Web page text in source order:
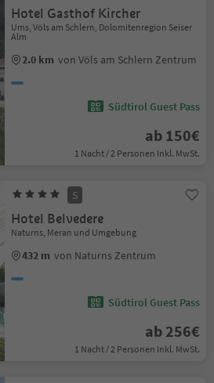
Hotel Gasthof Kircher
Ums, Völs am Schlern, Dolomitenregion Seiser
Alm
2.0 km von Völs am Schlern Zentrum
Südtirol Guest Pass
ab 150€
1 Nacht / 2 Personen Inkl. MwSt.
S
Hotel Belvedere
Naturns, Meran und Umgebung
432 m von Naturns Zentrum
Südtirol Guest Pass
ab 256€
1 Nacht / 2 Personen Inkl. MwSt.